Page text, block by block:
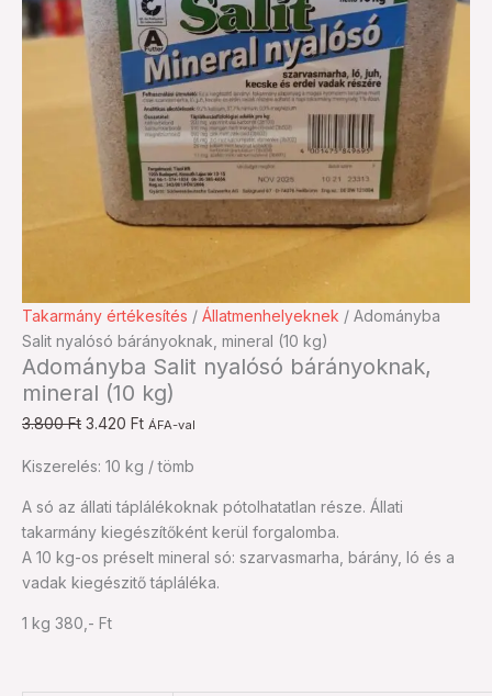
Takarmány értékesítés / Állatmenhelyeknek / Adományba
Salit nyalósó bárányoknak, mineral (10 kg)
Adományba Salit nyalósó bárányoknak,
mineral (10 kg)
3.800Ft
Original
price
was:
3.800 Ft.
3.420 Ft
Current
price
is:
3.420 Ft.
ÁFA-val
Kiszerelés: 10 kg / tömb
A só az állati táplálékoknak pótolhatatlan része. Állati
takarmány kiegészítőként kerül forgalomba.
A 10 kg-os préselt mineral só: szarvasmarha, bárány, ló és a
vadak kiegészitő tápláléka.
1 kg 380,- Ft
Adományba
Salit
nyalósó
bárányoknak,
mineral
kg)